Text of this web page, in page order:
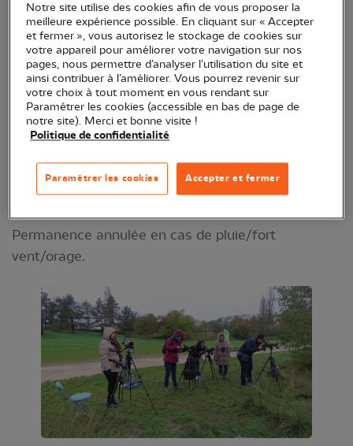
Des bénévoles de la LPO munis de longues-vues
vous feront découvrir sous un œil nouveau les
oiseaux du lac !
RDV de 10 h à 12 h(attention, changement
d'horaires pour le printemps !)
, habituellement
entre la plage de Dijon et la passerelle côté
Plombières (la permanence est itinérante à
différents endroits du lac, repérez de loin la flamme
Permanence annulée en cas de pluie/fort
vent/orage.
Notre site utilise des cookies afin de vous proposer la
meilleure expérience possible. En cliquant sur « Accepter
et fermer », vous autorisez le stockage de cookies sur
votre appareil pour améliorer votre navigation sur nos
pages, nous permettre d’analyser l’utilisation du site et
ainsi contribuer à l’améliorer. Vous pourrez revenir sur
votre choix à tout moment en vous rendant sur
Paramétrer les cookies (accessible en bas de page de
notre site). Merci et bonne visite !
Politique de confidentialité
Accepter et fermer
Paramétrer les cookies